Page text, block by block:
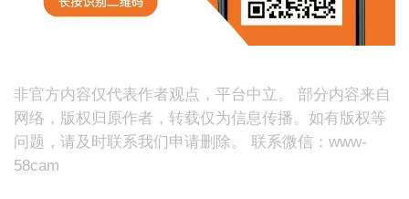
非官方内容仅代表作者观点，平台中立。 部分内容来自
网络，版权归原作者，转载仅为信息传播。如有版权等
问题，请及时联系我们申请删除。 联系微信：www-
58cam